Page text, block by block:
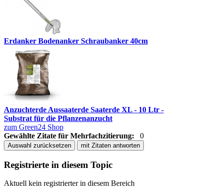
Erdanker Bodenanker Schraubanker 40cm
Anzuchterde Aussaaterde Saaterde XL - 10 Ltr -
Substrat für die Pflanzenanzucht
zum Green24 Shop
Gewählte Zitate für Mehrfachzitierung:
0
Auswahl zurücksetzen mit Zitaten antworten
Registrierte in diesem Topic
Aktuell kein registrierter in diesem Bereich